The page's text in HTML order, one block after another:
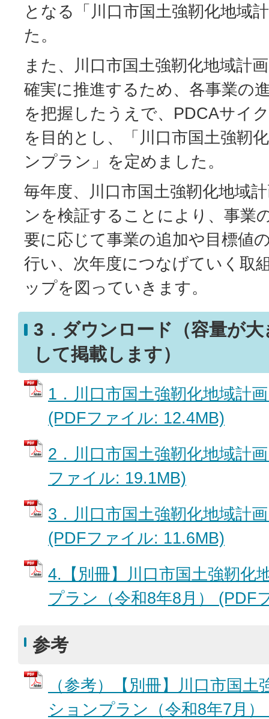
となる「川口市国土強靭化地域
た。
また、川口市国土強靭化地域計
確実に推進するため、各事業の
を把握したうえで、PDCAサイ
を目的とし、「川口市国土強靭
ンプラン」を定めました。
毎年度、川口市国土強靭化地域
ンを検証することにより、事業
要に応じて事業の追加や目標値
行い、次年度につなげていく取
ップを図っていきます。
3．ダウンロード（容量が
して掲載します）
1．川口市国土強靭化地域計
(PDFファイル: 12.4MB)
2．川口市国土強靭化地域計
ファイル: 19.1MB)
3．川口市国土強靭化地域計
(PDFファイル: 11.6MB)
4.【別冊】川口市国土強靭化
プラン（令和8年8月） (PDF
参考
（参考）【別冊】川口市国
ションプラン（令和8年7月